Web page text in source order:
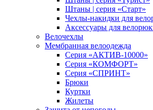
Штаны | серия «Старт»
Чехлы-накидки для
Аксессуары для
Велочехлы
Мембранная велоодежда
Серия «АКТИВ-10000»
Серия «КОМФОРТ»
Серия «СПРИНТ»
Брюки
Куртки
Жилеты